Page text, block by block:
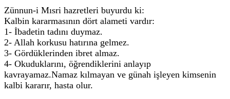
Zünnun-i Mısri hazretleri buyurdu ki:
Kalbin kararmasının dört alameti vardır:
1- İbadetin tadını duymaz.
2- Allah korkusu hatırına gelmez.
3- Gördüklerinden ibret almaz.
4- Okuduklarını, öğrendiklerini anlayıp
kavrayamaz.Namaz kılmayan ve günah işleyen kimsenin
kalbi kararır, hasta olur.